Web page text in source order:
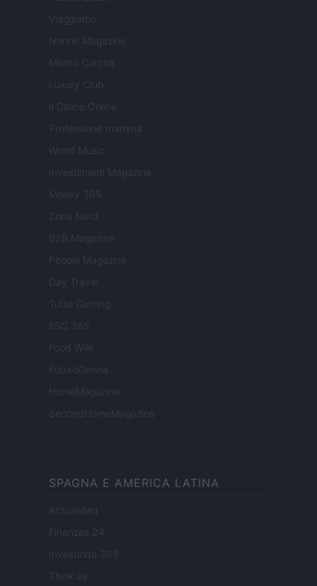
Viaggiamo
Nonne Magazine
Milano Cortina
Luxury Club
Il Calcio Online
Professione mamma
World Music
Investimenti Magazine
Money 365
Zona Nerd
B2B Magazine
People Magazine
Day Travel
Tutto Gaming
ESG 365
Food Wiki
FuturoDonna
HomeMagazine
SecondHomeMagazine
SPAGNA E AMERICA LATINA
Actualidad
Finanzas 24
Investindo 365
Think.es